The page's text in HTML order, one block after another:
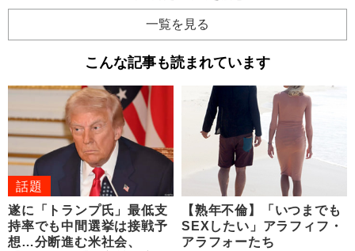
一覧を見る
こんな記事も読まれています
話題
遂に「トランプ氏」最低支
持率でも中間選挙は接戦予
想…分断進む米社会、
【熟年不倫】「いつまでも
SEXしたい」アラフィフ・
アラフォーたち